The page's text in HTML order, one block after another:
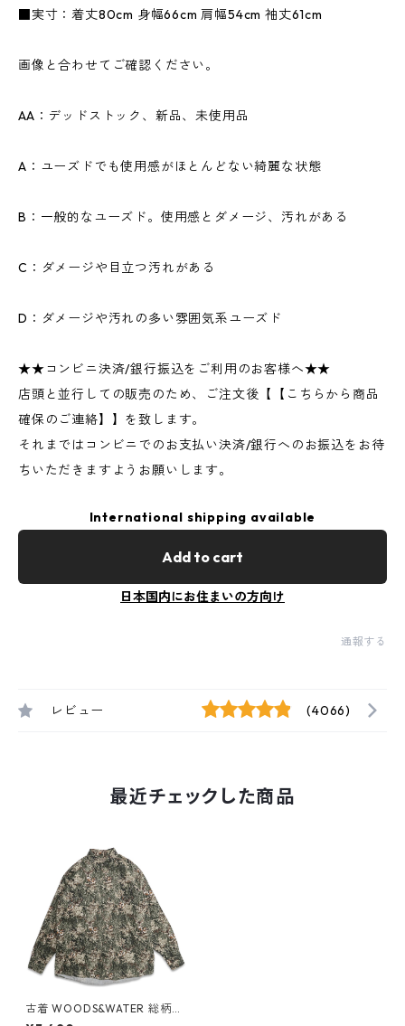
■実寸：着丈80cm 身幅66cm 肩幅54cm 袖丈61cm
画像と合わせてご確認ください。
AA：デッドストック、新品、未使用品
A：ユーズドでも使用感がほとんどない綺麗な状態
B：一般的なユーズド。使用感とダメージ、汚れがある
C：ダメージや目立つ汚れがある
D：ダメージや汚れの多い雰囲気系ユーズド
★★コンビニ決済/銀行振込をご利用のお客様へ★★
店頭と並行しての販売のため、ご注文後【【こちらから商品
確保のご連絡】】を致します。
それまではコンビニでのお支払い決済/銀行へのお振込をお待
ちいただきますようお願いします。
International shipping available
Add to cart
日本国内にお住まいの方向け
通報する
レビュー (4066)
最近チェックした商品
古着 WOODS&WATER 総柄
アニマル 鹿 アルツリーカモ ボ